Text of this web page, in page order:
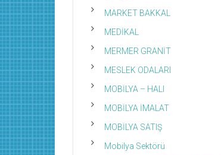
MARKET BAKKAL
MEDİKAL
MERMER GRANİT
MESLEK ODALARI
MOBİLYA – HALI
MOBİLYA İMALAT
MOBİLYA SATIŞ
Mobilya Sektörü